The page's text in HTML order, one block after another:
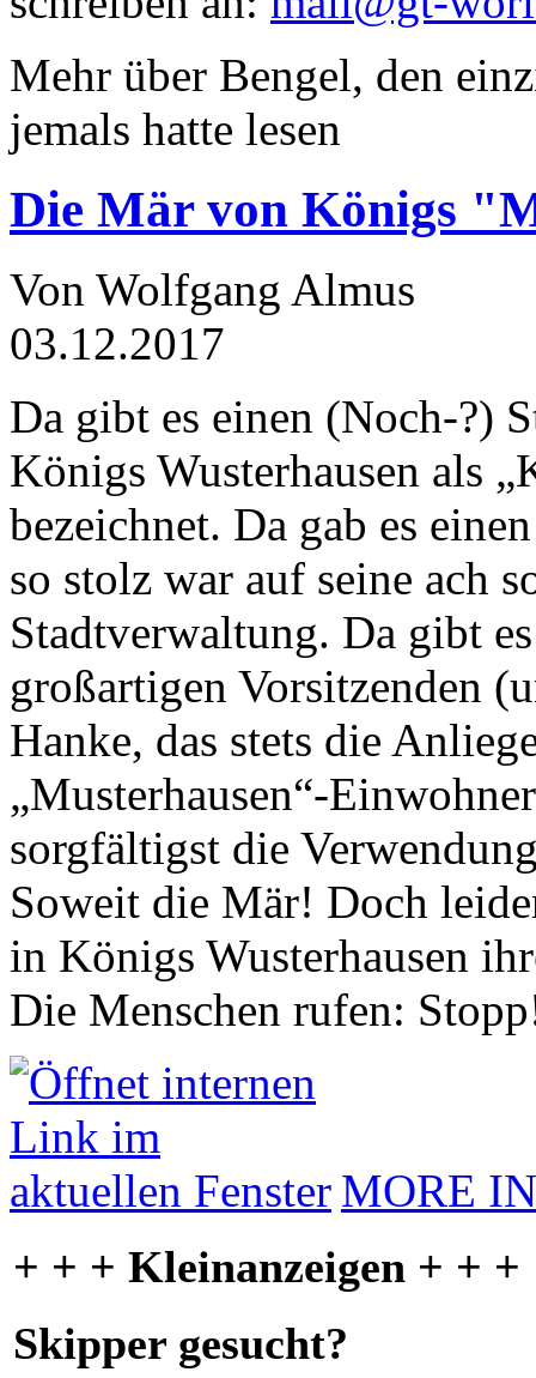
Mehr über Bengel, den
jemals hatte lesen
Die Mär von Königs
Von Wolfgang Almus
03.12.2017
Da gibt es einen (Noch-?)
Königs Wusterhausen als
bezeichnet. Da gab es
so stolz war auf seine ach
Stadtverwaltung. Da gibt
großartigen Vorsitzenden
Hanke, das stets die
„Musterhausen“-
sorgfältigst die
Soweit die Mär! Doch
in Königs Wusterhausen
Die Menschen rufen:
MORE
+ + + Kleinanzeigen + + +
Skipper gesucht?